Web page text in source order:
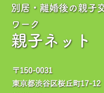
別居・離婚後の親子
ワーク
親子ネット